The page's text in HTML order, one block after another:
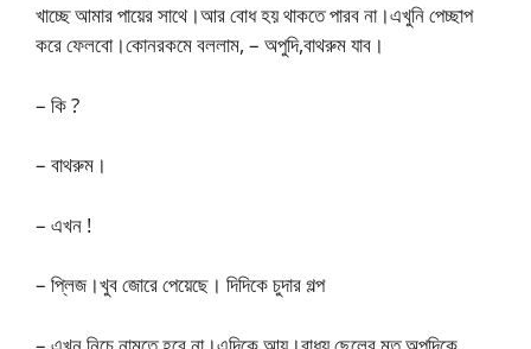
খাচ্ছে আমার পায়ের সাথে।আর বোধ হয় থাকতে পারব না।এখুনি পেচ্ছাপ
করে ফেলবো।কোনরকমে বললাম, – অপুদি,বাথরুম যাব।
– কি ?
– বাথরুম।
– এখন !
– প্লিজ।খুব জোরে পেয়েছে। দিদিকে চুদার গল্প